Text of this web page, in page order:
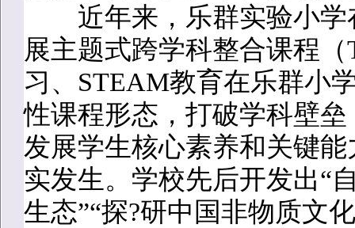
近年来，乐群实验小学
展主题式跨学科整合课程
习、STEAM教育在乐群小
性课程形态，打破学科壁
发展学生核心素养和关键
实发生。学校先后开发出“
生态”“探?研中国非物质文